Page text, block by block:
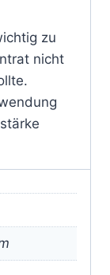
zu
nicht